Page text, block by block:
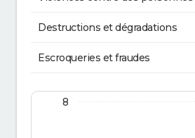
Destructions et dégradations
Escroqueries et fraudes
8